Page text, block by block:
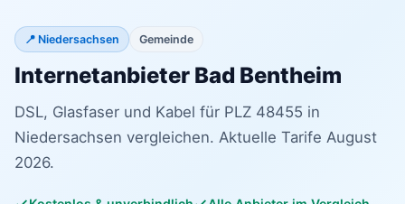
📍 Niedersachsen Gemeinde
Internetanbieter Bad Bentheim
DSL, Glasfaser und Kabel für PLZ 48455 in
Niedersachsen vergleichen. Aktuelle Tarife August
2026.